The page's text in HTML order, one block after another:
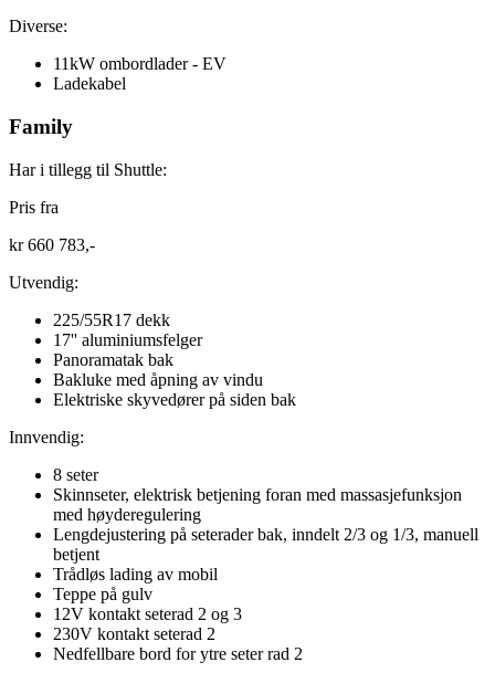
Diverse:
11kW ombordlader - EV
Ladekabel
Family
Har i tillegg til Shuttle:
Pris fra
kr 660 783,-
Utvendig:
225/55R17 dekk
17'' aluminiumsfelger
Panoramatak bak
Bakluke med åpning av vindu
Elektriske skyvedører på siden bak
Innvendig:
8 seter
Skinnseter, elektrisk betjening foran med massasjefunksjon
med høyderegulering
Lengdejustering på seterader bak, inndelt 2/3 og 1/3, manuell
betjent
Trådløs lading av mobil
Teppe på gulv
12V kontakt seterad 2 og 3
230V kontakt seterad 2
Nedfellbare bord for ytre seter rad 2